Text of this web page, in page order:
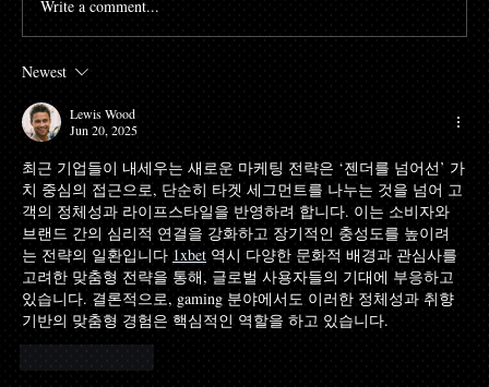
는 시대, 당신의 콘텐츠는 AI에 인용되고 있
나요?
Write a comment...
Newest
Lewis Wood
Jun 20, 2025
최근 기업들이 내세우는 새로운 마케팅 전략은 ‘젠더를 넘어선’ 가
치 중심의 접근으로, 단순히 타겟 세그먼트를 나누는 것을 넘어 고
객의 정체성과 라이프스타일을 반영하려 합니다. 이는 소비자와
브랜드 간의 심리적 연결을 강화하고 장기적인 충성도를 높이려
는 전략의 일환입니다 1xbet 역시 다양한 문화적 배경과 관심사를
고려한 맞춤형 전략을 통해, 글로벌 사용자들의 기대에 부응하고
있습니다. 결론적으로, gaming 분야에서도 이러한 정체성과 취향
기반의 맞춤형 경험은 핵심적인 역할을 하고 있습니다.